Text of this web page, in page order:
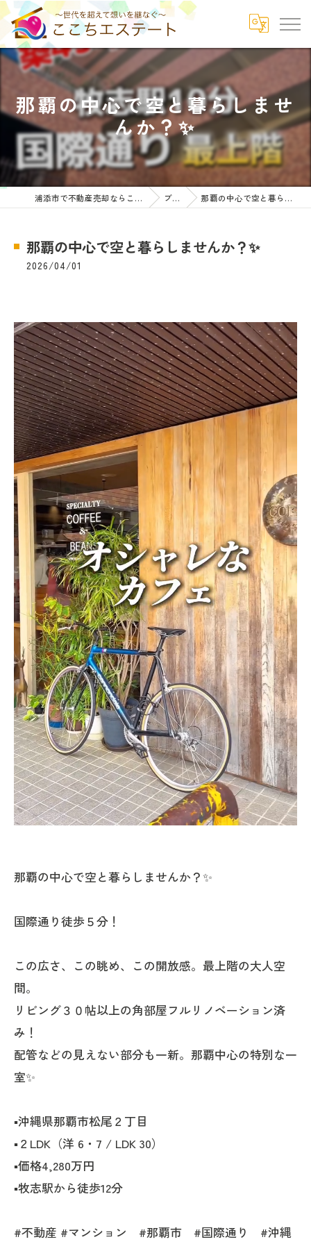
那覇の中心で空と暮らしませ
んか？✨
浦添市で不動産売却ならここちエステート ブログ 那覇の中心で空と暮らしませんか？✨
那覇の中心で空と暮らしませんか？✨
2026/04/01
那覇の中心で空と暮らしませんか？✨
国際通り徒歩５分！
この広さ、この眺め、この開放感。最上階の大人空
間。
リビング３０帖以上の角部屋フルリノベーション済
み！
配管などの見えない部分も一新。那覇中心の特別な一
室✨
▪️沖縄県那覇市松尾２丁目
▪️２LDK（洋 6・7 / LDK 30）
▪️価格4,280万円
▪️牧志駅から徒歩12分
#不動産 #マンション #那覇市 #国際通り #沖縄